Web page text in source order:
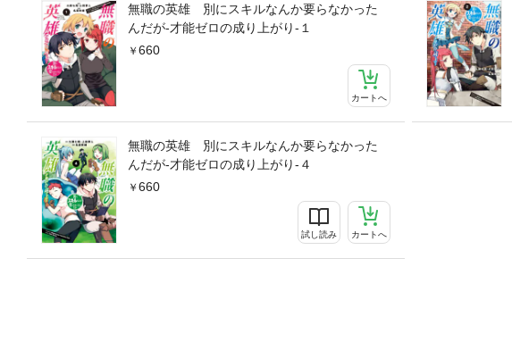
無職の英雄 別にスキルなんか要らなかった
んだが-才能ゼロの成り上がり-１
660
カートへ
無職の英雄 別にスキルなんか要らなかった
んだが-才能ゼロの成り上がり-４
660
試し読み カートへ